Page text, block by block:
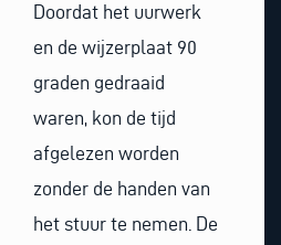
Doordat het uurwerk
en de wijzerplaat 90
graden gedraaid
waren, kon de tijd
afgelezen worden
zonder de handen van
het stuur te nemen. De